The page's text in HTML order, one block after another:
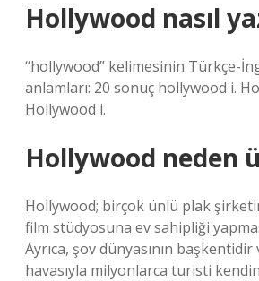
Hollywood nasıl
“hollywood” kelimesinin Türkçe-
anlamları: 20 sonuç hollywood i.
Hollywood i.
Hollywood neden
Hollywood; birçok ünlü plak
film stüdyosuna ev sahipliği
Ayrıca, şov dünyasının başkentidir
havasıyla milyonlarca turisti